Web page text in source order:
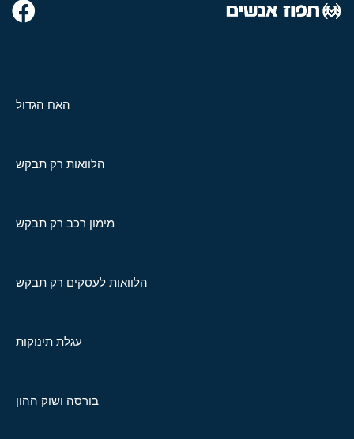
האח הגדול
הלוואות רק תבקש
מימון רכב רק תבקש
הלוואות לעסקים רק תבקש
עגלת תינוקות
בורסה ושוק ההון